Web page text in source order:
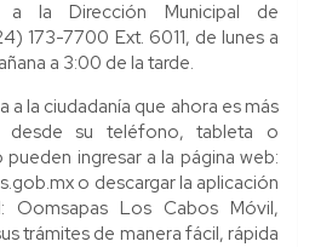
a la Dirección Municipal de
173-7700 Ext. 6011, de lunes a
a 3:00 de la tarde.
a la ciudadanía que ahora es más
desde su teléfono, tableta o
ingresar a la página web:
o descargar la aplicación
Oomsapas Los Cabos Móvil,
trámites de manera fácil, rápida